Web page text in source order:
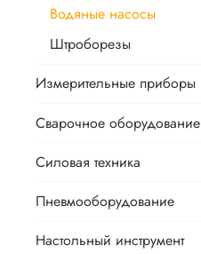
Водяные насосы
Штроборезы
Измерительные приборы
Сварочное оборудование
Силовая техника
Пневмооборудование
Настольный инструмент